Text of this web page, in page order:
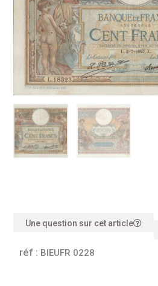
Une question sur cet article
réf : BIEUFR 0228